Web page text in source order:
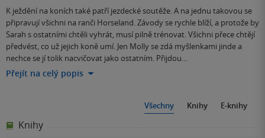
K ježdění na koních také patří jezdecké soutěže. A na jednu takovou se
připravují všichni na ranči Horseland. Závody se rychle blíží, a protože by
Sarah s ostatními chtěli vyhrát, musí pilně trénovat. Všichni přece chtějí
předvést, co už jejich koně umí. Jen Molly se zdá myšlenkami jinde a
nechce se jí tolik nacvičovat jako ostatním. Přijdou…
Přejít na celý popis
Všechny Knihy E-knihy
Knihy